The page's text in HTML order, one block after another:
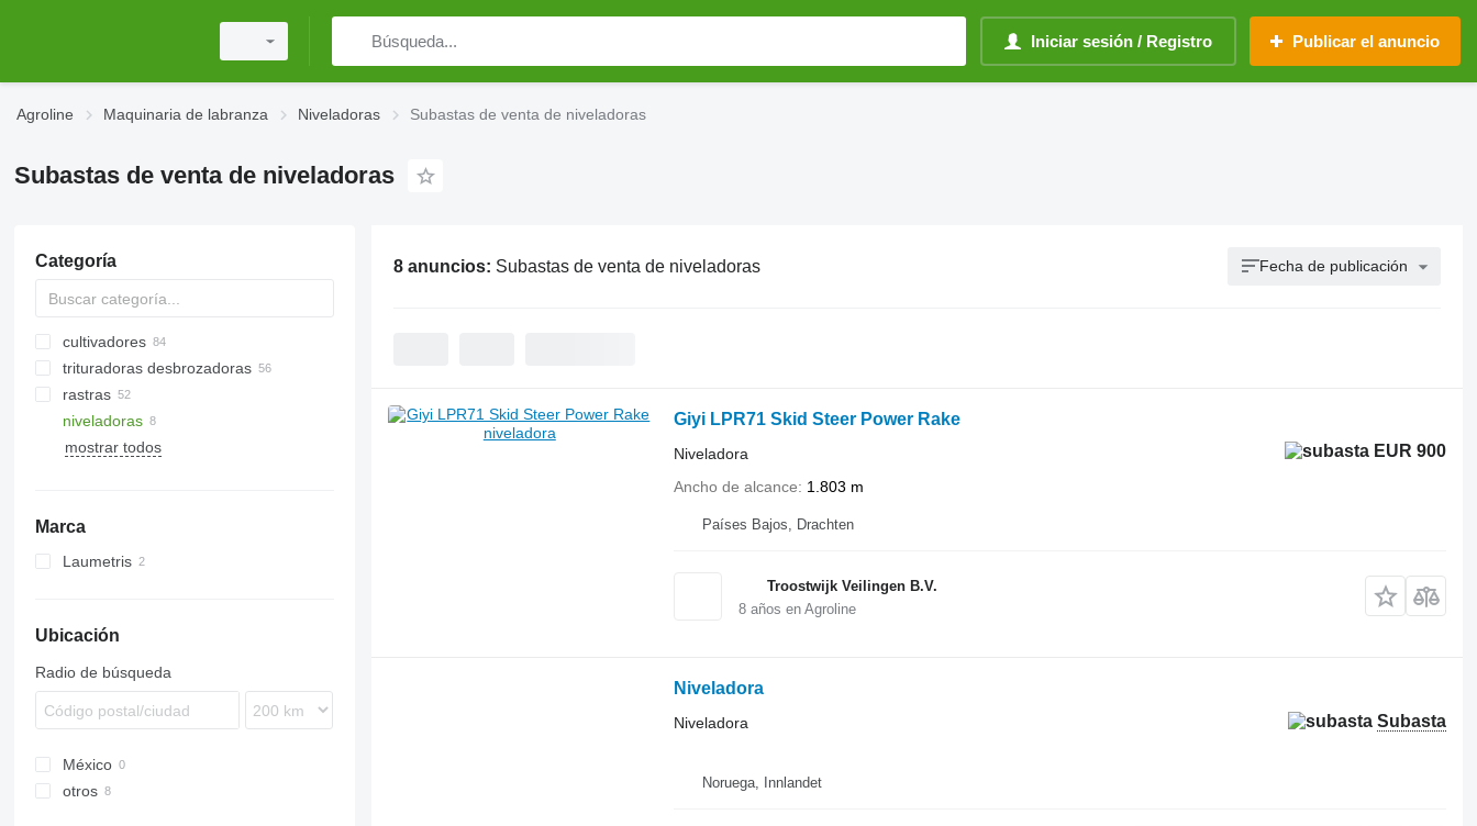
Iniciar sesión / Registro Publicar el anuncio
Agroline Maquinaria de labranza Niveladoras Subastas de venta de niveladoras
Subastas de venta de niveladoras
Categoría
cultivadores
trituradoras desbrozadoras
trituradoras para tractor
excavadora trituradoras
trituradoras forestales
rastras
gradas de discos
gradas de púas
rodillos Cambridge
rodillos de anillo
niveladoras
mostrar todos
Marca
Laumetris
Ubicación
Radio de búsqueda
México
otros
8 anuncios: Subastas de venta de niveladoras Fecha de publicación
Giyi LPR71 Skid Steer Power Rake
EUR 900
Niveladora
Ancho de alcance
1.803 m
Países Bajos, Drachten
Troostwijk Veilingen B.V.
8años en Agroline
Niveladora
Subasta
Niveladora
Noruega, Innlandet